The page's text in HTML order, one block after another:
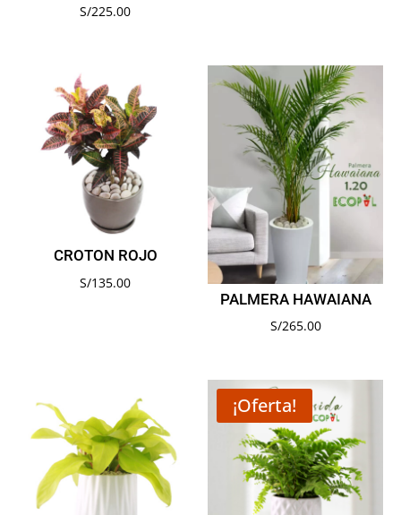
S/225.00
CROTON ROJO
S/135.00
PALMERA HAWAIANA
S/265.00
¡Oferta!